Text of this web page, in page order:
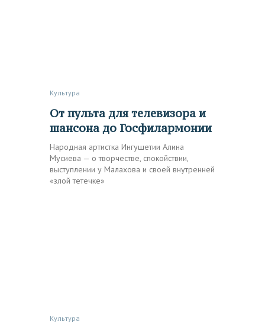
Культура
От пульта для телевизора и
шансона до Госфилармонии
Народная артистка Ингушетии Алина
Мусиева — о творчестве, спокойствии,
выступлении у Малахова и своей внутренней
«злой тетечке»
Культура